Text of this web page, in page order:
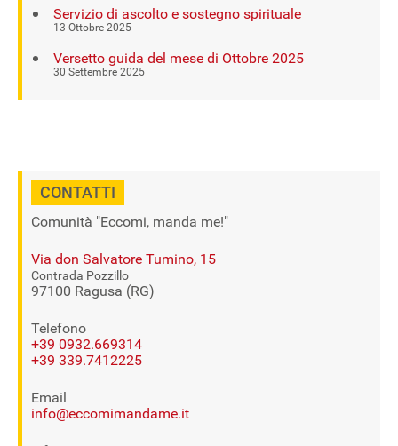
Servizio di ascolto e sostegno spirituale
13 Ottobre 2025
Versetto guida del mese di Ottobre 2025
30 Settembre 2025
CONTATTI
Comunità "Eccomi, manda me!"
Via don Salvatore Tumino, 15
Contrada Pozzillo
97100 Ragusa (RG)
Telefono
+39 0932.669314
+39 339.7412225
Email
info@eccomimandame.it